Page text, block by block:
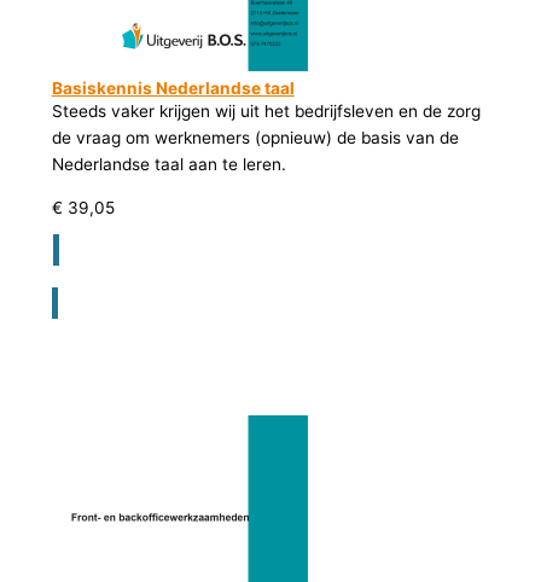
Basiskennis Nederlandse taal
Steeds vaker krijgen wij uit het bedrijfsleven en de zorg
de vraag om werknemers (opnieuw) de basis van de
Nederlandse taal aan te leren.
€ 39,05